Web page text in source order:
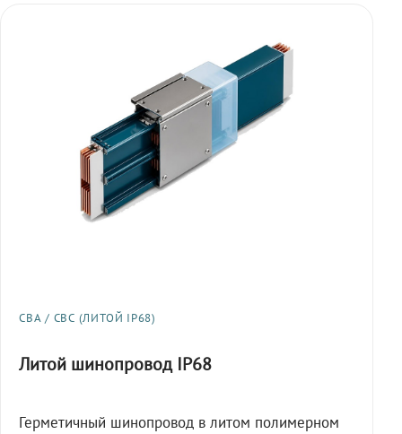
СВА / СВС (ЛИТОЙ IP68)
Литой шинопровод IP68
Герметичный шинопровод в литом полимерном